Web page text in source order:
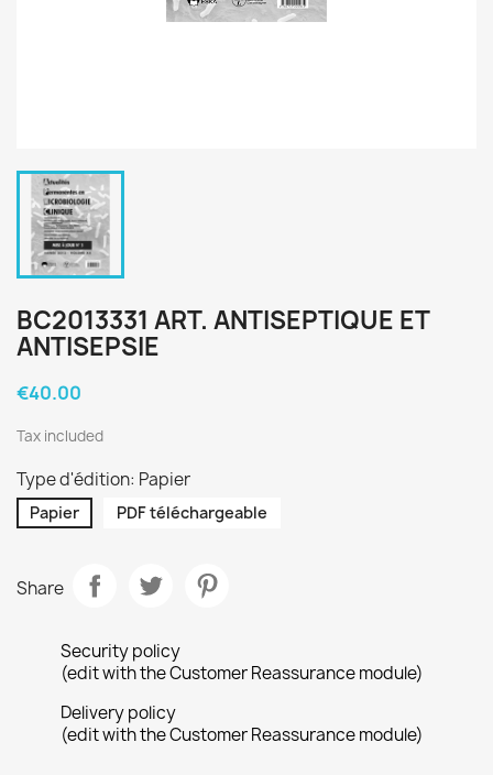
BC2013331 ART. ANTISEPTIQUE ET
ANTISEPSIE
€40.00
Tax included
Type d'édition: Papier
Papier PDF téléchargeable
Share
Security policy
(edit with the Customer Reassurance module)
Delivery policy
(edit with the Customer Reassurance module)